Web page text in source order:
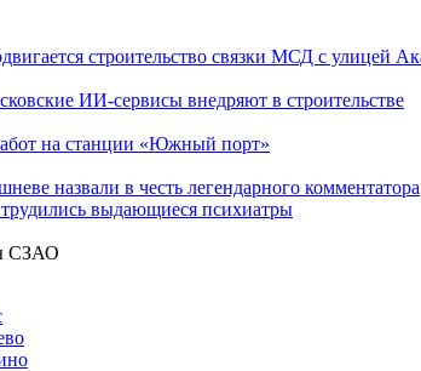
строительство связки МСД с улицей
ИИ-сервисы внедряют в строительстве
на станции «Южный порт»
назвали в честь легендарного комментатора
выдающиеся психиатры
СЗАО